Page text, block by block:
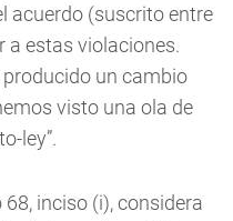
acuerdo (suscrito entre
a estas violaciones.
un cambio
visto una ola de
ley”.
inciso (i), considera